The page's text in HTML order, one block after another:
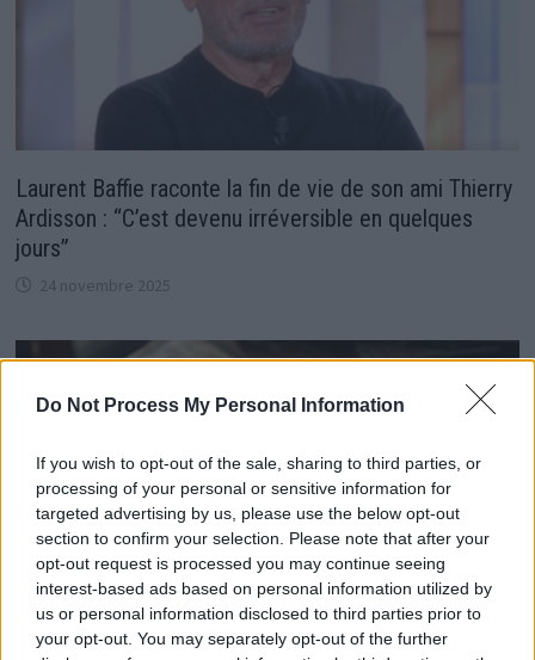
Do Not Process My Personal Information
If you wish to opt-out of the sale, sharing to third parties, or
processing of your personal or sensitive information for
targeted advertising by us, please use the below opt-out
section to confirm your selection. Please note that after your
opt-out request is processed you may continue seeing
interest-based ads based on personal information utilized by
us or personal information disclosed to third parties prior to
your opt-out. You may separately opt-out of the further
Laurent Baffie raconte la fin de vie de son ami Thierry
Ardisson : “C’est devenu irréversible en quelques
jours”
24 novembre 2025